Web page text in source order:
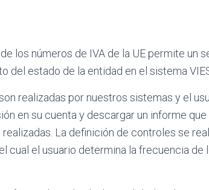
los números de IVA de la UE permite un
del estado de la entidad en el sistema
realizadas por nuestros sistemas y el
en su cuenta y descargar un informe
La definición de controles se
cual el usuario determina la frecuencia de